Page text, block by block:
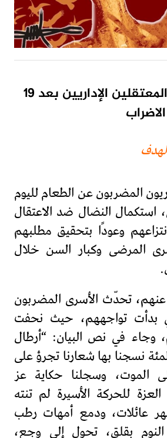
تفاصيل انتصار المعتقلين الإداريين بعد 19
المضربون عن الطعام لليوم
استكمال النضال ضد الاعتقال
وعودًا بتحقيق مطلبهم
المرضى وكبار السن خلال
تحدّث الأسرى المضربون
بدأت تواجههم، حيث نحفت
وجاء في نص البيان: “أرطال
نسجنا بها شعارنا تجرؤ على
الموت، وسجلنا حكاية عز
للحركة الأسيرة لم تنته
عائلات، ودمع أمهات رطب
بقلق، تحول إلى وجع،